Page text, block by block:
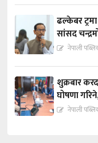
ढल्केबर
सांसद
नेपाली
शुक्रबार
घोषणा
नेपाली